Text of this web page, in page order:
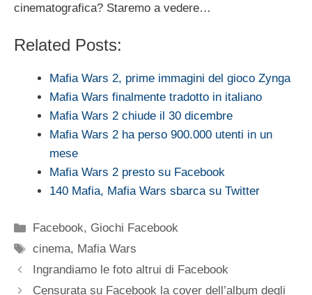
cinematografica? Staremo a vedere…
Related Posts:
Mafia Wars 2, prime immagini del gioco Zynga
Mafia Wars finalmente tradotto in italiano
Mafia Wars 2 chiude il 30 dicembre
Mafia Wars 2 ha perso 900.000 utenti in un
mese
Mafia Wars 2 presto su Facebook
140 Mafia, Mafia Wars sbarca su Twitter
Categorie
Facebook, Giochi Facebook
Tag
cinema, Mafia Wars
Ingrandiamo le foto altrui di Facebook
Censurata su Facebook la cover dell’album degli